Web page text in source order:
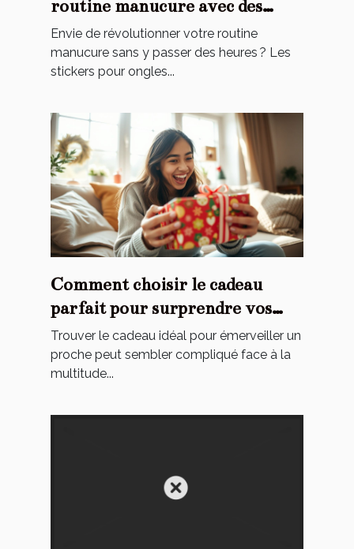
routine manucure avec des
stickers ?
Envie de révolutionner votre routine
manucure sans y passer des heures ? Les
stickers pour ongles...
Comment choisir le cadeau
parfait pour surprendre vos
proches ?
Trouver le cadeau idéal pour émerveiller un
proche peut sembler compliqué face à la
multitude...